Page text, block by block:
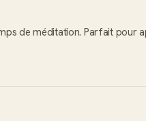
de méditation. Parfait pour